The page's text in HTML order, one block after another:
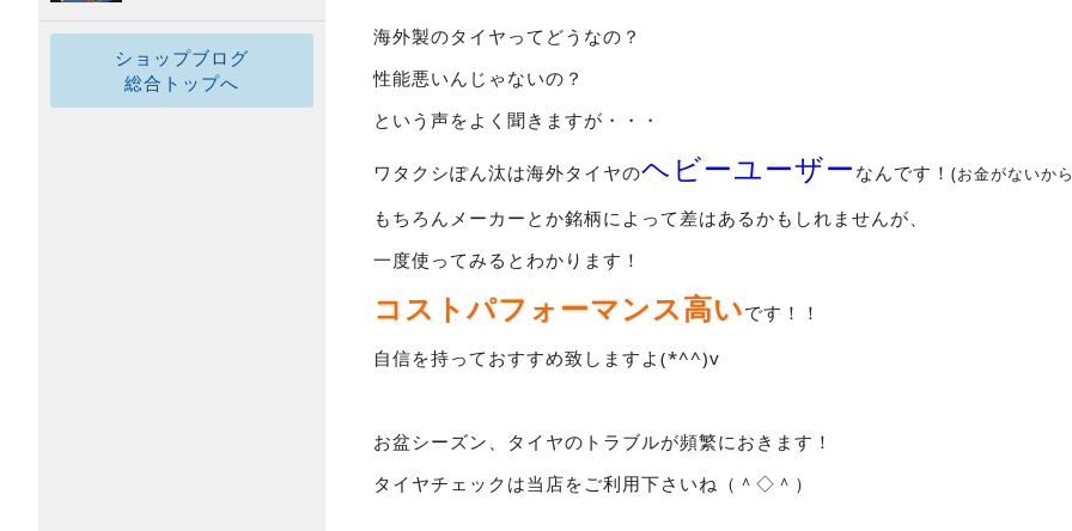
ショップブログ
総合トップへ
海外製のタイヤってどうなの？
性能悪いんじゃないの？
という声をよく聞きますが・・・
ワタクシぽん汰は海外タイヤのヘビーユーザー なんです！ (お金がないか
もちろんメーカーとか銘柄によって差はあるかもしれませんが、
一度使ってみるとわかります！
コストパフォーマンス高いです！！
自信を持っておすすめ致しますよ(*^^)v
お盆シーズン、タイヤのトラブルが頻繁におきます！
タイヤチェックは当店をご利用下さいね（＾◇＾）